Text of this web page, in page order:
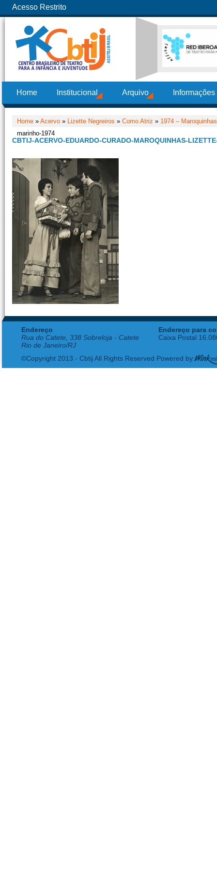
Acesso Restrito
Home Institucional Arquivo
Home » Acervo » Lizette Negreiros » Como Atriz » 1974 –
marinho-1974
CBTIJ-ACERVO-EDUARDO-CURADO-MAROQUINHAS-
Endereço
Rua do Catete, 338 Sobreloja - Catete
Rio de Janeiro/RJ
Endereço para
Caixa Postal
©Copyright 2013 - Cbtij All Rights Reserved Powered by: